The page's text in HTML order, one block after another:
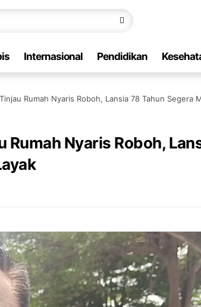
Internasional Pendidikan
Rumah Nyaris Roboh, Lansia 78 Tahun Segera
Rumah Nyaris Roboh,